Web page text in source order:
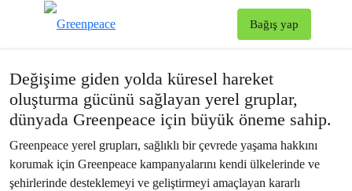
Bağış yap
Greenpeace’e Katıl!
Değişime giden yolda küresel hareket
oluşturma gücünü sağlayan yerel gruplar,
dünyada Greenpeace için büyük öneme sahip.
Greenpeace yerel grupları, sağlıklı bir çevrede yaşama hakkını
korumak için Greenpeace kampanyalarını kendi ülkelerinde ve
şehirlerinde desteklemeyi ve geliştirmeyi amaçlayan kararlı